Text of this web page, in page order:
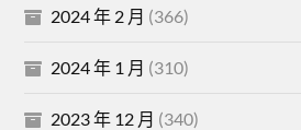
2024 年 2 月 (366)
2024 年 1 月 (310)
2023 年 12 月 (340)